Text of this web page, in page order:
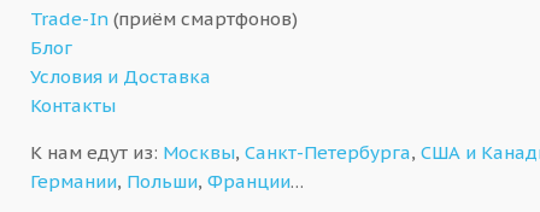
Trade-In (приём смартфонов)
Блог
Условия и Доставка
Контакты
К нам едут из: Москвы, Санкт-Петербурга, США и
Германии, Польши, Франции…